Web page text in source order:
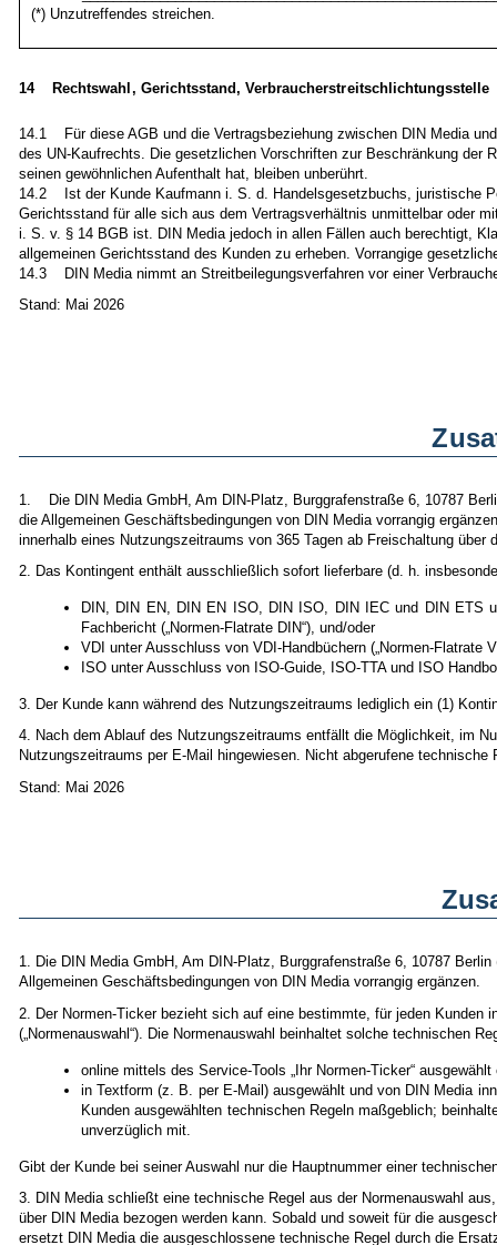
(*) Unzutreffendes streichen.
14 Rechtswahl, Gerichtsstand, Verbraucherstreitschlichtungsstelle
14.1 Für diese AGB und die Vertragsbeziehung zwischen DIN Media
des UN-Kaufrechts. Die gesetzlichen Vorschriften zur Beschränkung der
seinen gewöhnlichen Aufenthalt hat, bleiben unberührt.
14.2 Ist der Kunde Kaufmann i. S. d. Handelsgesetzbuchs, juristische
Gerichtsstand für alle sich aus dem Vertragsverhältnis unmittelbar oder
i. S. v. § 14 BGB ist. DIN Media jedoch in allen Fällen auch berechtigt,
allgemeinen Gerichtsstand des Kunden zu erheben. Vorrangige
14.3 DIN Media nimmt an Streitbeilegungsverfahren vor einer
Stand: Mai 2026
1. Die DIN Media GmbH, Am DIN-Platz, Burggrafenstraße 6, 10787
die Allgemeinen Geschäftsbedingungen von DIN Media vorrangig
innerhalb eines Nutzungszeitraums von 365 Tagen ab Freischaltung
2. Das Kontingent enthält ausschließlich sofort lieferbare (d. h.
DIN, DIN EN, DIN EN ISO, DIN ISO, DIN IEC und DIN ETS
Fachbericht („Normen-Flatrate DIN“), und/oder
VDI unter Ausschluss von VDI-Handbüchern („Normen-Flatrate
ISO unter Ausschluss von ISO-Guide, ISO-TTA und ISO
3. Der Kunde kann während des Nutzungszeitraums lediglich ein (1)
4. Nach dem Ablauf des Nutzungszeitraums entfällt die Möglichkeit, im
Nutzungszeitraums per E-Mail hingewiesen. Nicht abgerufene
Stand: Mai 2026
1. Die DIN Media GmbH, Am DIN-Platz, Burggrafenstraße 6, 10787
Allgemeinen Geschäftsbedingungen von DIN Media vorrangig ergänzen.
2. Der Normen-Ticker bezieht sich auf eine bestimmte, für jeden
(„Normenauswahl“). Die Normenauswahl beinhaltet solche technischen
online mittels des Service-Tools „Ihr Normen-Ticker“ ausgewählt
in Textform (z. B. per E-Mail) ausgewählt und von DIN Media
Kunden ausgewählten technischen Regeln maßgeblich;
unverzüglich mit.
Gibt der Kunde bei seiner Auswahl nur die Hauptnummer einer
3. DIN Media schließt eine technische Regel aus der Normenauswahl
über DIN Media bezogen werden kann. Sobald und soweit für die
ersetzt DIN Media die ausgeschlossene technische Regel durch die